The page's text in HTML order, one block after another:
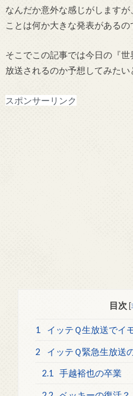
なんだか意外な感じがします
ことは何か大きな発表があるの
そこでこの記事では今日の『
放送されるのか予想してみたい
スポンサーリンク
目次 [
1 イッテＱ生放送でイ
2 イッテＱ緊急生放送
2.1 手越裕也の卒業